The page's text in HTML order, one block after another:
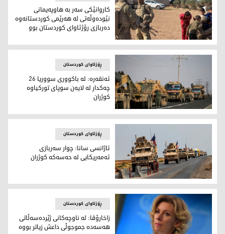
كاروانێكی سەر بە ھاوپەیمانی نێودەوڵەتی لە ھەرێمی
كاروانێكی سەر بە ھاوپەیمانی
نێودەوڵەتی لە ھەرێمی كوردستانەوە
دەربازی رۆژئاوای كوردستان بوو
ئه‌نقه‌ره‌: له‌ باكووری سووریا 26 چه‌كدار له‌ لایه‌ن سوپای توركیاوه‌ كوژران
ڕۆژئاوای کوردستان
ئه‌نقه‌ره‌: له‌ باكووری سووریا 26
چه‌كدار له‌ لایه‌ن سوپای توركیاوه‌
كوژران
ئاژانسی سانا: چوار سه‌ربازی ئه‌مه‌ریكایی له‌ حه‌سه‌كه‌ كوژران
ڕۆژئاوای کوردستان
ئاژانسی سانا: چوار سه‌ربازی
ئه‌مه‌ریكایی له‌ حه‌سه‌كه‌ كوژران
ڕۆژئاوای کوردستان
زاخارۆڤا: له‌ ناوچه‌كانی ژێرده‌سه‌ڵاتی
هه‌سه‌ده‌ جموجوڵی داعش زیاتر بووه‌